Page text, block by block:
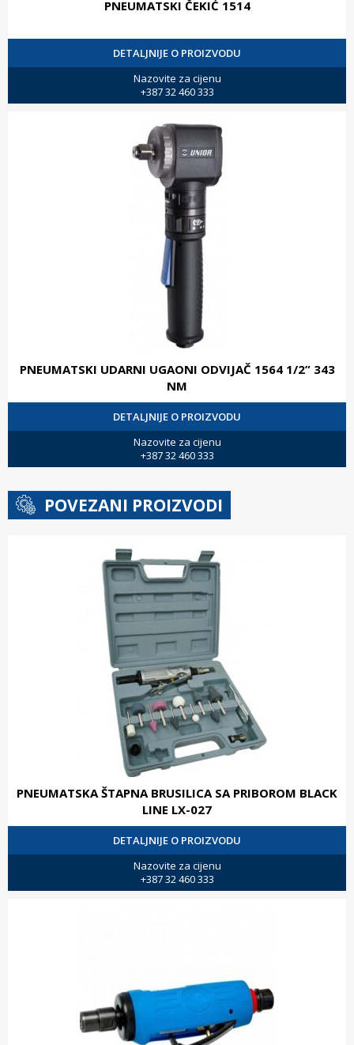
PNEUMATSKI ČEKIĆ 1514
DETALJNIJE O PROIZVODU
Nazovite za cijenu
+387 32 460 333
PNEUMATSKI UDARNI UGAONI ODVIJAČ 1564 1/2” 343
NM
DETALJNIJE O PROIZVODU
Nazovite za cijenu
+387 32 460 333
POVEZANI PROIZVODI
PNEUMATSKA ŠTAPNA BRUSILICA SA PRIBOROM BLACK
LINE LX-027
DETALJNIJE O PROIZVODU
Nazovite za cijenu
+387 32 460 333